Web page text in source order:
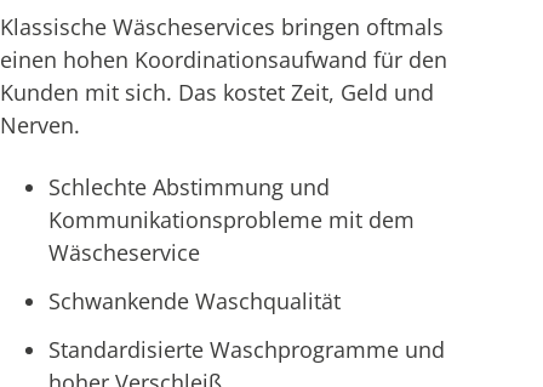
Klassische Wäscheservices bringen oftmals
einen hohen Koordinationsaufwand für den
Kunden mit sich. Das kostet Zeit, Geld und
Nerven.
Schlechte Abstimmung und
Kommunikationsprobleme mit dem
Wäscheservice
Schwankende Waschqualität
Standardisierte Waschprogramme und